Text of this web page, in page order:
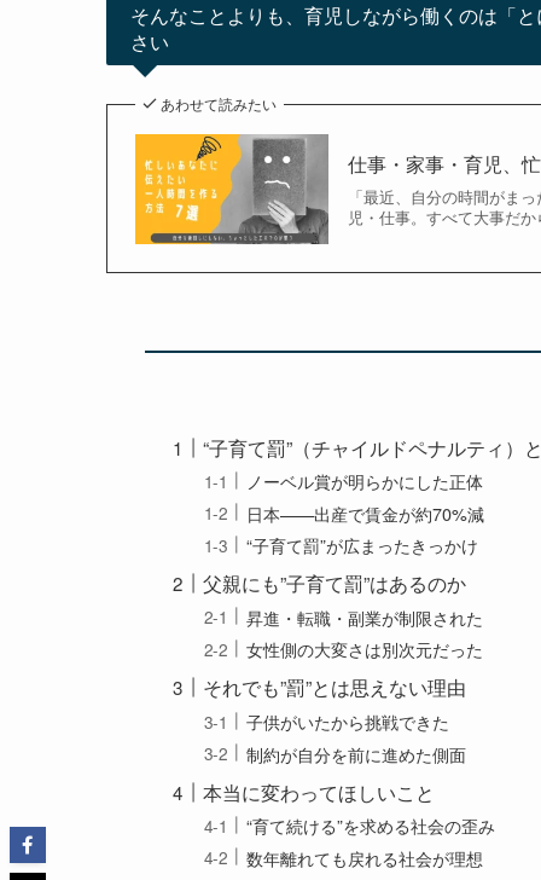
そんなことよりも、育児しながら働くのは「
さい
あわせて読みたい
仕事・家事・育児、
「最近、自分の時間がま
児・仕事。すべて大事だ
“子育て罰”（チャイルドペナルティ）
ノーベル賞が明らかにした正体
日本——出産で賃金が約70%減
“子育て罰”が広まったきっかけ
父親にも”子育て罰”はあるのか
昇進・転職・副業が制限された
女性側の大変さは別次元だった
それでも”罰”とは思えない理由
子供がいたから挑戦できた
制約が自分を前に進めた側面
本当に変わってほしいこと
“育て続ける”を求める社会の歪み
数年離れても戻れる社会が理想